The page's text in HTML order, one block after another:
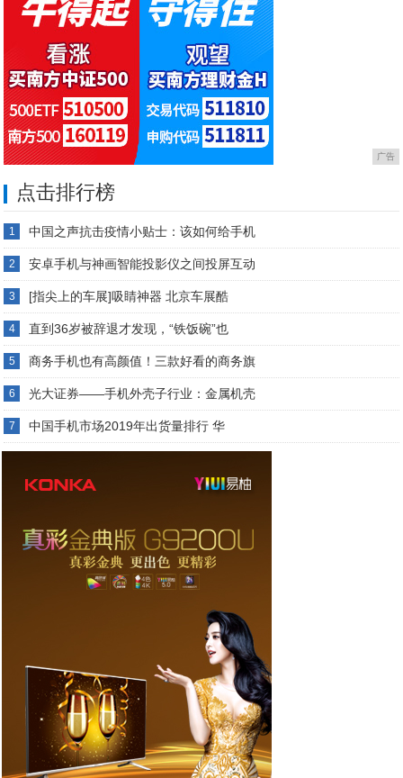
广告
点击排行榜
1 中国之声抗击疫情小贴士：该如何给手机
2 安卓手机与神画智能投影仪之间投屏互动
3 [指尖上的车展]吸睛神器 北京车展酷
4 直到36岁被辞退才发现，“铁饭碗”也
5 商务手机也有高颜值！三款好看的商务旗
6 光大证券——手机外壳子行业：金属机壳
7 中国手机市场2019年出货量排行 华